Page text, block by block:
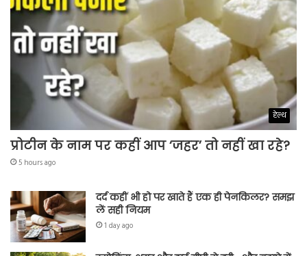
हेल्थ
प्रोटीन के नाम पर कहीं आप ‘जहर’ तो नहीं खा रहे?
5 hours ago
दर्द कहीं भी हो पर खाते हैं एक ही पेनकिलर? समझ
लें सही नियम
1 day ago